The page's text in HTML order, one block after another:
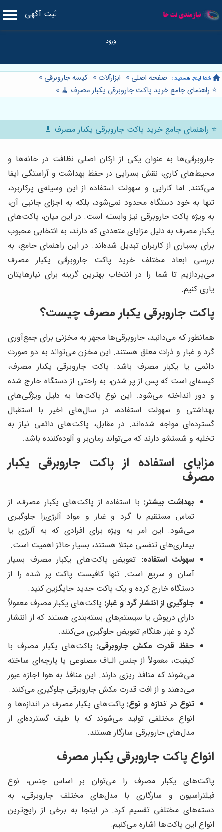
ثبت آگهی
صفحه اصلی » ابزارآلات » کیسه جاروبرقی »
⭐️ راهنمای جامع خرید پاکت جاروبرقی یکبار مصرف 🧹 »
⭐️ راهنمای جامع خرید پاکت جاروبرقی یکبار مصرف 🧹
جاروبرقی‌ها به عنوان یکی از ارکان اصلی نظافت در خانه‌ها و
محیط‌های کاری، نقش بسزایی در حفظ بهداشت و آراستگی ایفا
می‌کنند. اما کارایی و سهولت استفاده از این وسیله‌ی پرکاربرد،
تنها به خود دستگاه محدود نمی‌شود، بلکه به اجزای جانبی آن،
به ویژه پاکت جاروبرقی نیز وابسته است. در این میان، پاکت‌های
یکبار مصرف به دلیل مزایای متعددی که دارند، به انتخابی محبوب
برای بسیاری از کاربران تبدیل شده‌اند. در این راهنمای جامع، به
بررسی ابعاد مختلف خرید پاکت جاروبرقی یکبار مصرف
می‌پردازیم تا شما را در انتخاب بهترین گزینه برای نیازهایتان
یاری کنیم.
پاکت جاروبرقی یکبار مصرف چیست؟
همانطور که می‌دانید، جاروبرقی‌ها مجهز به مخزنی برای جمع‌آوری
گرد و غبار و ذرات معلق هستند. این مخزن می‌تواند به دو صورت
دائمی یا یکبار مصرف باشد. پاکت جاروبرقی یکبار مصرف،
کیسه‌ای است که پس از پر شدن، به راحتی از دستگاه خارج شده
و دور انداخته می‌شود. این نوع پاکت‌ها به دلیل ویژگی‌های
بهداشتی و سهولت استفاده، در سال‌های اخیر با استقبال
گسترده‌ای مواجه شده‌اند. در مقابل، پاکت‌های دائمی نیاز به
تخلیه و شستشو دارند که می‌تواند زمان‌بر و آلوده‌کننده باشد.
مزایای استفاده از پاکت جاروبرقی یکبار
مصرف
بهداشت بیشتر: با استفاده از پاکت‌های یکبار مصرف، از
تماس مستقیم با گرد و غبار و مواد آلرژی‌زا جلوگیری
می‌شود. این امر به ویژه برای افرادی که به آلرژی یا
بیماری‌های تنفسی مبتلا هستند، بسیار حائز اهمیت است.
سهولت استفاده: تعویض پاکت‌های یکبار مصرف بسیار
آسان و سریع است. تنها کافیست پاکت پر شده را از
دستگاه خارج کرده و یک پاکت جدید جایگزین کنید.
جلوگیری از انتشار گرد و غبار: پاکت‌های یکبار مصرف معمولاً
دارای درپوش یا سیستم‌های بسته‌بندی هستند که از انتشار
گرد و غبار هنگام تعویض جلوگیری می‌کنند.
حفظ قدرت مکش جاروبرقی: پاکت‌های یکبار مصرف با
کیفیت، معمولاً از جنس الیاف مصنوعی یا پارچه‌ای ساخته
می‌شوند که منافذ ریزی دارند. این منافذ به هوا اجازه عبور
می‌دهند و از افت قدرت مکش جاروبرقی جلوگیری می‌کنند.
تنوع در اندازه و نوع: پاکت‌های یکبار مصرف در اندازه‌ها و
انواع مختلفی تولید می‌شوند که با طیف گسترده‌ای از
مدل‌های جاروبرقی سازگار هستند.
انواع پاکت جاروبرقی یکبار مصرف
پاکت‌های یکبار مصرف را می‌توان بر اساس جنس، نوع
فیلتراسیون و سازگاری با مدل‌های مختلف جاروبرقی، به
دسته‌های مختلفی تقسیم کرد. در اینجا به برخی از رایج‌ترین
انواع این پاکت‌ها اشاره می‌کنیم: